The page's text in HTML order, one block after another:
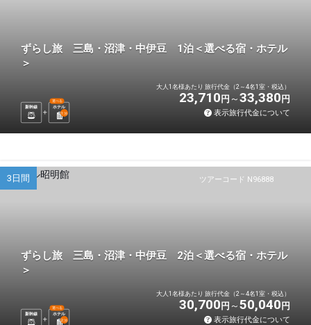
ずらし旅 三島・沼津・中伊豆 1泊＜選べる宿・ホテル
＞
新幹線 ホテル
選べる
1 泊
大人1名様あたり 旅行代金（2～4名1室・税込）
23,710 円 33,380 円
表示旅行代金について
ツアーコード N96888
3日間
ずらし旅 三島・沼津・中伊豆 2泊＜選べる宿・ホテル
＞
新幹線 ホテル
選べる
2泊
大人1名様あたり 旅行代金（2～4名1室・税込）
30,700 円 50,040 円
表示旅行代金について